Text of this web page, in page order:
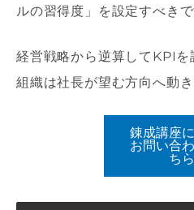
ルの習得度」を設定すべきで
経営戦略から逆算してKPIを
組織は社長が望む方向へ動
錬成講座
お問い合
ちら